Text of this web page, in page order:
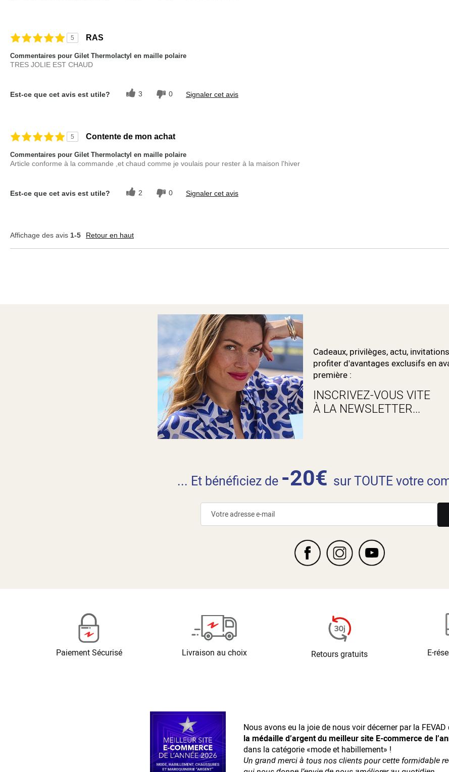
5 RAS
Commentaires pour Gilet Thermolactyl en maille polaire
TRES JOLIE EST CHAUD
Est-ce que cet avis est utile? 3 0 Signaler cet avis
5 Contente de mon achat
Commentaires pour Gilet Thermolactyl en maille polaire
Article conforme à la commande ,et chaud comme je voulais pour rester à la maison l'hiver
Est-ce que cet avis est utile? 2 0 Signaler cet avis
Affichage des avis 1-5 Retour en haut
Cadeaux, privilèges, actu,
profiter d'avantages exclusifs en
première :
INSCRIVEZ-VOUS VITE
À LA NEWSLETTER...
... Et bénéficiez de -20€ sur TOUTE votre
Paiement Sécurisé Livraison au choix Retours gratuits E-
Nous avons eu la joie de nous voir décerner par la
la médaille d’argent du meilleur site E-commerce de
dans la catégorie «mode et habillement» !
Un grand merci à tous nos clients pour cette formidable